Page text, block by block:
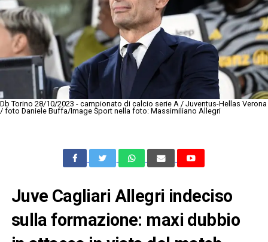
Db Torino 28/10/2023 - campionato di calcio serie A / Juventus-Hellas Verona
/ foto Daniele Buffa/Image Sport nella foto: Massimiliano Allegri
Juve Cagliari Allegri indeciso
sulla formazione: maxi dubbio